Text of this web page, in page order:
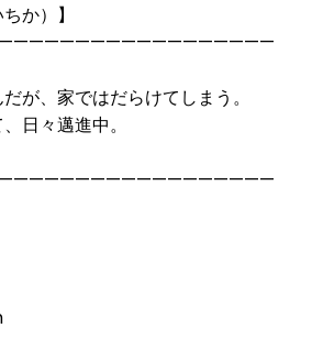
か）】
が、家ではだらけてしまう。
日々邁進中。